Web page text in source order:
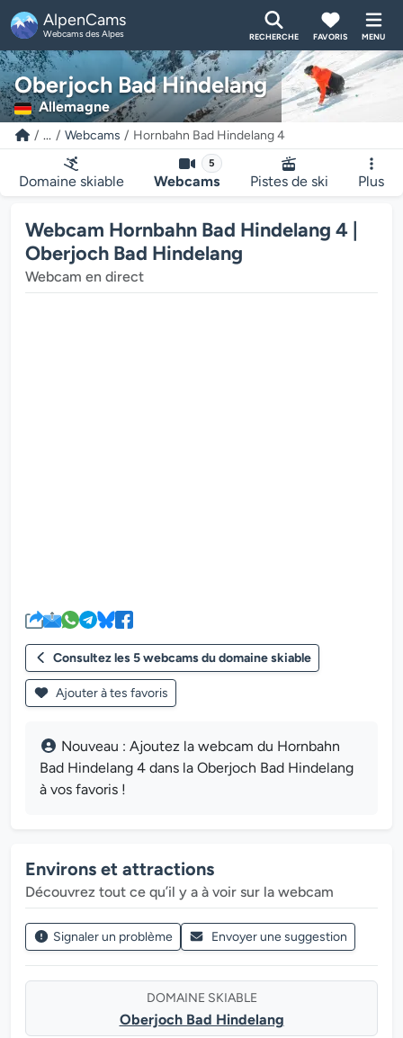
AlpenCams
Webcams des Alpes RECHERCHE FAVORIS MENU
Oberjoch Bad Hindelang
Allemagne
... Webcams Hornbahn Bad Hindelang 4
Domaine skiable
5
Webcams Pistes de ski Plus
Webcam Hornbahn Bad Hindelang 4 |
Oberjoch Bad Hindelang
Webcam en direct
Consultez les 5 webcams du domaine skiable
Ajouter à tes favoris
Nouveau : Ajoutez la webcam du Hornbahn
Bad Hindelang 4 dans la Oberjoch Bad Hindelang
à vos favoris !
Environs et attractions
Découvrez tout ce qu’il y a à voir sur la webcam
Signaler un problème Envoyer une suggestion
DOMAINE SKIABLE
Oberjoch Bad Hindelang